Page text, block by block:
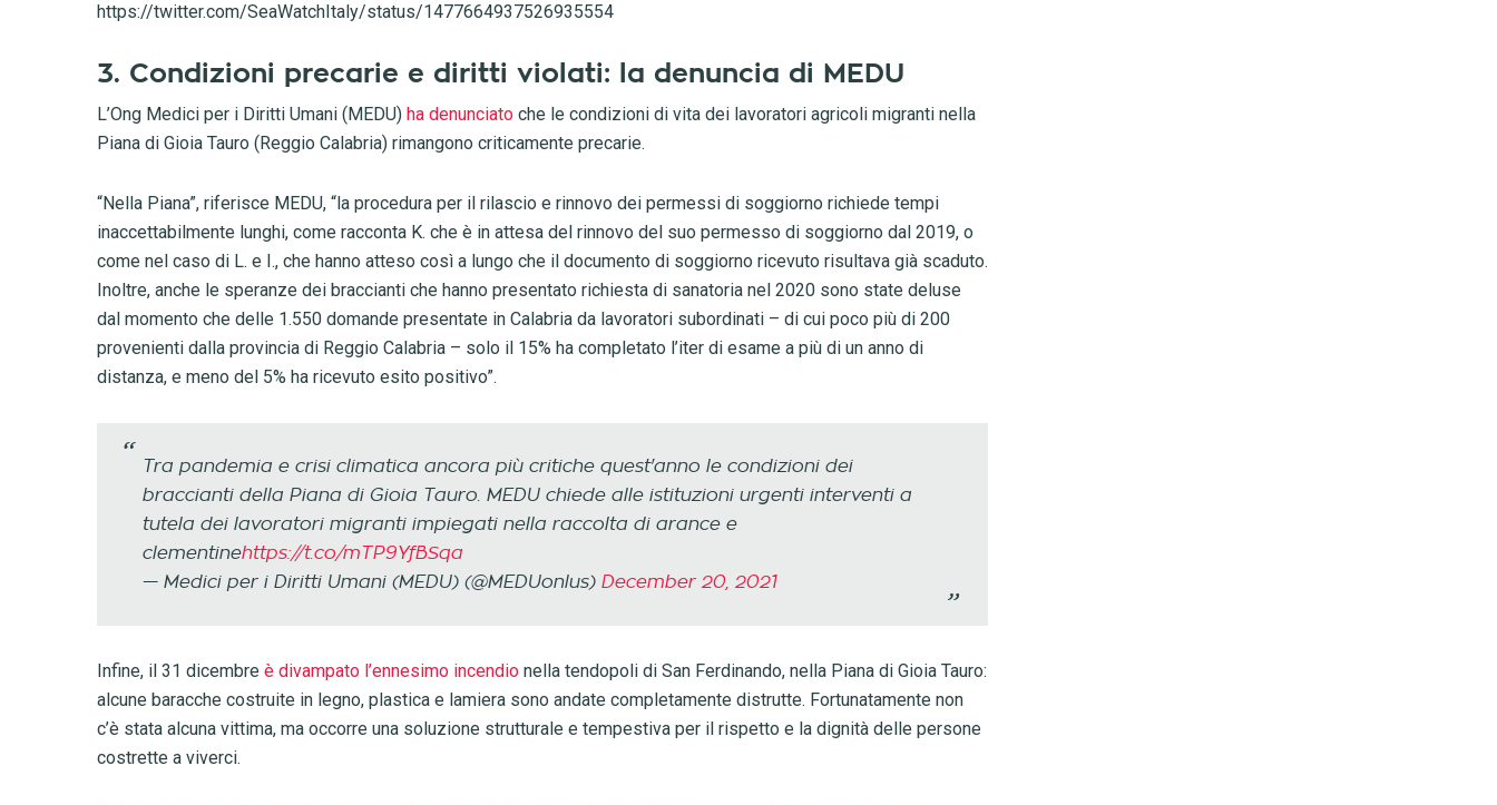
https://twitter.com/SeaWatchItaly/status/1477664937526935554
3. Condizioni precarie e diritti violati: la denuncia di MEDU
L’Ong Medici per i Diritti Umani (MEDU) ha denunciato che le condizioni di vita dei lavoratori agricoli migranti nella
Piana di Gioia Tauro (Reggio Calabria) rimangono criticamente precarie.
“Nella Piana”, riferisce MEDU, “la procedura per il rilascio e rinnovo dei permessi di soggiorno richiede tempi
inaccettabilmente lunghi, come racconta K. che è in attesa del rinnovo del suo permesso di soggiorno dal 2019, o
come nel caso di L. e I., che hanno atteso così a lungo che il documento di soggiorno ricevuto risultava già scaduto.
Inoltre, anche le speranze dei braccianti che hanno presentato richiesta di sanatoria nel 2020 sono state deluse
dal momento che delle 1.550 domande presentate in Calabria da lavoratori subordinati – di cui poco più di 200
provenienti dalla provincia di Reggio Calabria – solo il 15% ha completato l’iter di esame a più di un anno di
distanza, e meno del 5% ha ricevuto esito positivo”.
Tra pandemia e crisi climatica ancora più critiche quest'anno le condizioni dei
braccianti della Piana di Gioia Tauro. MEDU chiede alle istituzioni urgenti interventi a
tutela dei lavoratori migranti impiegati nella raccolta di arance e
clementinehttps://t.co/mTP9YfBSqa
— Medici per i Diritti Umani (MEDU) (@MEDUonlus) December 20, 2021
Infine, il 31 dicembre è divampato l’ennesimo incendio nella tendopoli di San Ferdinando, nella Piana di Gioia Tauro:
alcune baracche costruite in legno, plastica e lamiera sono andate completamente distrutte. Fortunatamente non
c’è stata alcuna vittima, ma occorre una soluzione strutturale e tempestiva per il rispetto e la dignità delle persone
costrette a viverci.